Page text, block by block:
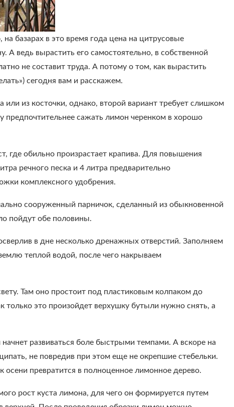
базарах в это время года цена на цитрусовые
ведь вырастить его самостоятельно, в собственной
не составит труда. А потому о том, как вырастить
сегодня вам и расскажем.
из косточки, однако, второй вариант требует слишком
сажать лимон черенком в хорошо
где обильно произрастает крапива. Для повышения
речного песка и 4 литра предварительно
комплексного удобрения.
сооруженный парничок, сделанный из обыкновенной
пойдут обе половины.
в дне несколько дренажных отверстий. Заполняем
теплой водой, после чего накрываем
Там оно простоит под пластиковым колпаком до
это произойдет верхушку бутыли нужно снять, а
развиваться боле быстрыми темпами. А вскоре на
не повредив при этом еще не окрепшие стебельки.
превратится в полноценное лимонное дерево.
рост куста лимона, для чего он формируется путем